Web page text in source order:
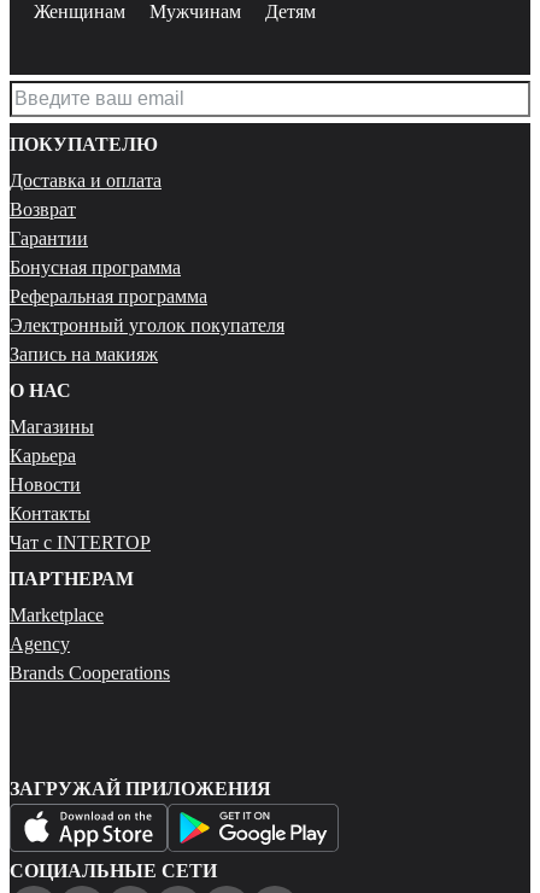
Женщинам Мужчинам Детям
ПОКУПАТЕЛЮ
Доставка и оплата
Возврат
Гарантии
Бонусная программа
Реферальная программа
Электронный уголок покупателя
Запись на макияж
О НАС
Магазины
Карьера
Новости
Контакты
Чат с INTERTOP
ПАРТНЕРАМ
Marketplace
Agency
Brands Cooperations
ЗАГРУЖАЙ ПРИЛОЖЕНИЯ
СОЦИАЛЬНЫЕ СЕТИ